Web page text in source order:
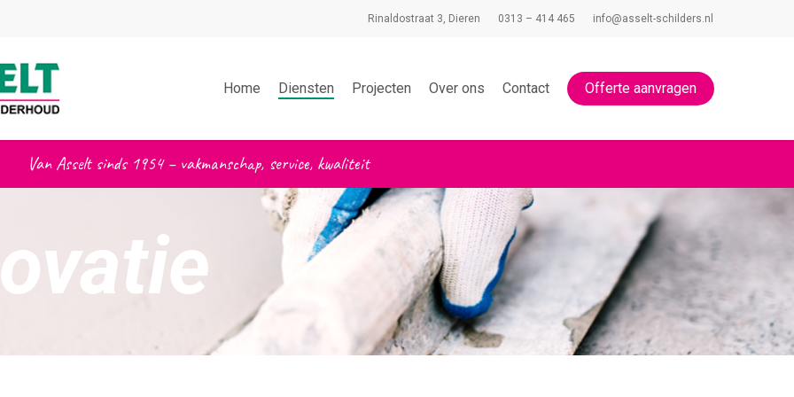
Rinaldostraat 3, Dieren 0313 – 414 465 info@asselt-schilders.nl
Home Diensten Projecten Over ons Contact Offerte aanvragen
Van Asselt sinds 1954 – vakmanschap, service, kwaliteit